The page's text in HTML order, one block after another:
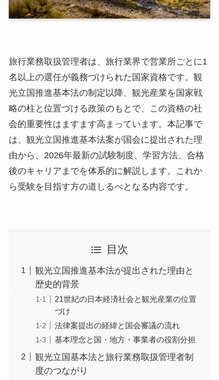
旅行業務取扱管理者は、旅行業界で営業所ごとに1
名以上の選任が義務づけられた国家資格です。観
光立国推進基本法の制定以降、観光産業を国家戦
略の柱と位置づける政策のもとで、この資格の社
会的重要性はますます高まっています。本記事で
は、観光立国推進基本法案が国会に提出された理
由から、2026年最新の試験制度、学習方法、合格
後のキャリアまでを体系的に解説します。これか
ら受験を目指す方の道しるべとなる内容です。
目次
観光立国推進基本法が提出された理由と
歴史的背景
21世紀の日本経済社会と観光産業の位置
づけ
法律案提出の経緯と国会審議の流れ
基本理念と国・地方・事業者の役割分担
観光立国基本法と旅行業務取扱管理者制
度のつながり